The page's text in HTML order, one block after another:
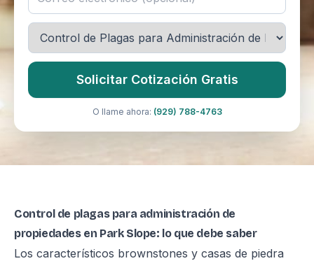
Solicitar Cotización Gratis
O llame ahora: (929) 788-4763
Control de plagas para administración de
propiedades en Park Slope: lo que debe saber
Los característicos brownstones y casas de piedra